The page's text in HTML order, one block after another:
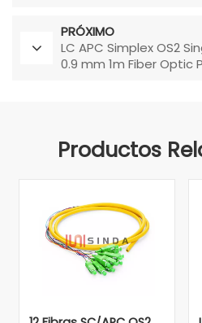
PRÓXIMO
LC APC Simplex OS2
0.9 mm 1m Fiber Optic
Productos